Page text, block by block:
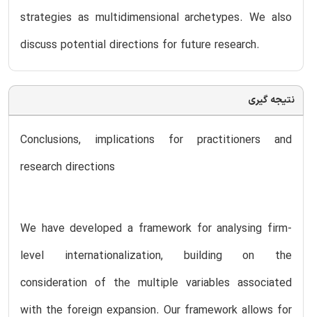
strategies as multidimensional archetypes. We also
discuss potential directions for future research.
نتیجه گیری
Conclusions, implications for practitioners and
research directions
We have developed a framework for analysing firm-
level internationalization, building on the
consideration of the multiple variables associated
with the foreign expansion. Our framework allows for